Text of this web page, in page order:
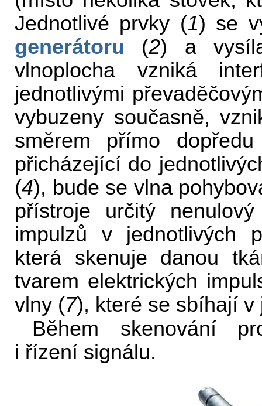
Jednotlivé prvky (1) se
generátoru (2) a
vlnoplocha vzniká
jednotlivými
vybuzeny současně,
směrem přímo
přicházející do
(4), bude se vlna
přístroje určitý
impulzů v jednotlivých
která skenuje danou
tvarem elektrických
vlny (7), které se sbíhají v
Během skenování
i řízení signálu.